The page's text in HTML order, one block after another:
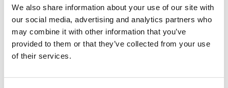
We also share information about your use of our site with
our social media, advertising and analytics partners who
may combine it with other information that you’ve
provided to them or that they’ve collected from your use
of their services.
July 15, 2025
Το InvestGR Forum: Foreign Investments in Greece
www.investgr.eu) βαδίζει στον όγδοο χρόνο ζωής του και
επιχειρεί να συμβάλει στην ανάπτυξη σοβαρού δημόσιου